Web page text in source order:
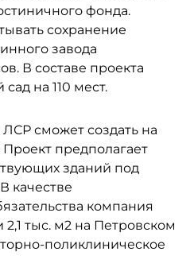
фонда.
сохранение
завода
В составе проекта
на 110 мест.
сможет создать на
предполагает
зданий под
качестве
компания
2,1 тыс. м2 на Петровском
поликлиническое